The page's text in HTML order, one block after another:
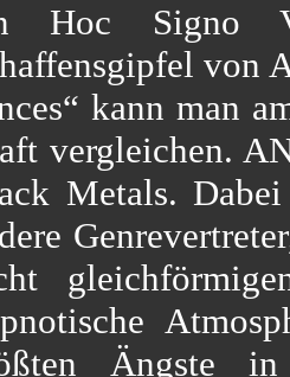
Hoc Signo
von
kann man
vergleichen.
Metals.
Ängste